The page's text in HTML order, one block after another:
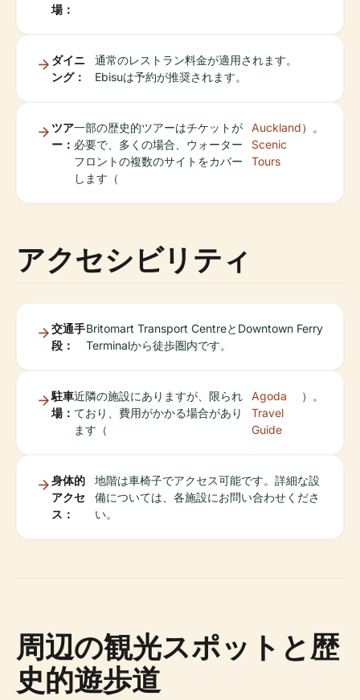
場：
ダイニ
ング：
通常のレストラン料金が適用されます。
Ebisuは予約が推奨されます。
ツア
ー：
一部の歴史的ツアーはチケットが
必要で、多くの場合、ウォーター
フロントの複数のサイトをカバー
します（
Auckland
Scenic
Tours
）。
アクセシビリティ
交通手
段：
Britomart Transport CentreとDowntown Ferry
Terminalから徒歩圏内です。
駐車
場：
近隣の施設にありますが、限られ
ており、費用がかかる場合があり
ます（
Agoda
Travel
Guide
）。
身体的
アクセ
ス：
地階は車椅子でアクセス可能です。詳細な設
備については、各施設にお問い合わせくださ
い。
周辺の観光スポットと歴
史的遊歩道